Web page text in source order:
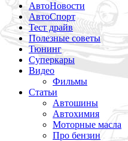
АвтоНовости
АвтоСпорт
Тест драйв
Полезные советы
Тюнинг
Суперкары
Видео
Фильмы
Статьи
Автошины
Автохимия
Моторные масла
Про бензин